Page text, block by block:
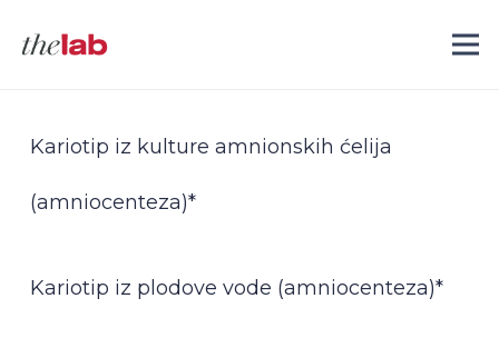
Kariotip iz kulture amnionskih ćelija
(amniocenteza)*
Kariotip iz plodove vode (amniocenteza)*